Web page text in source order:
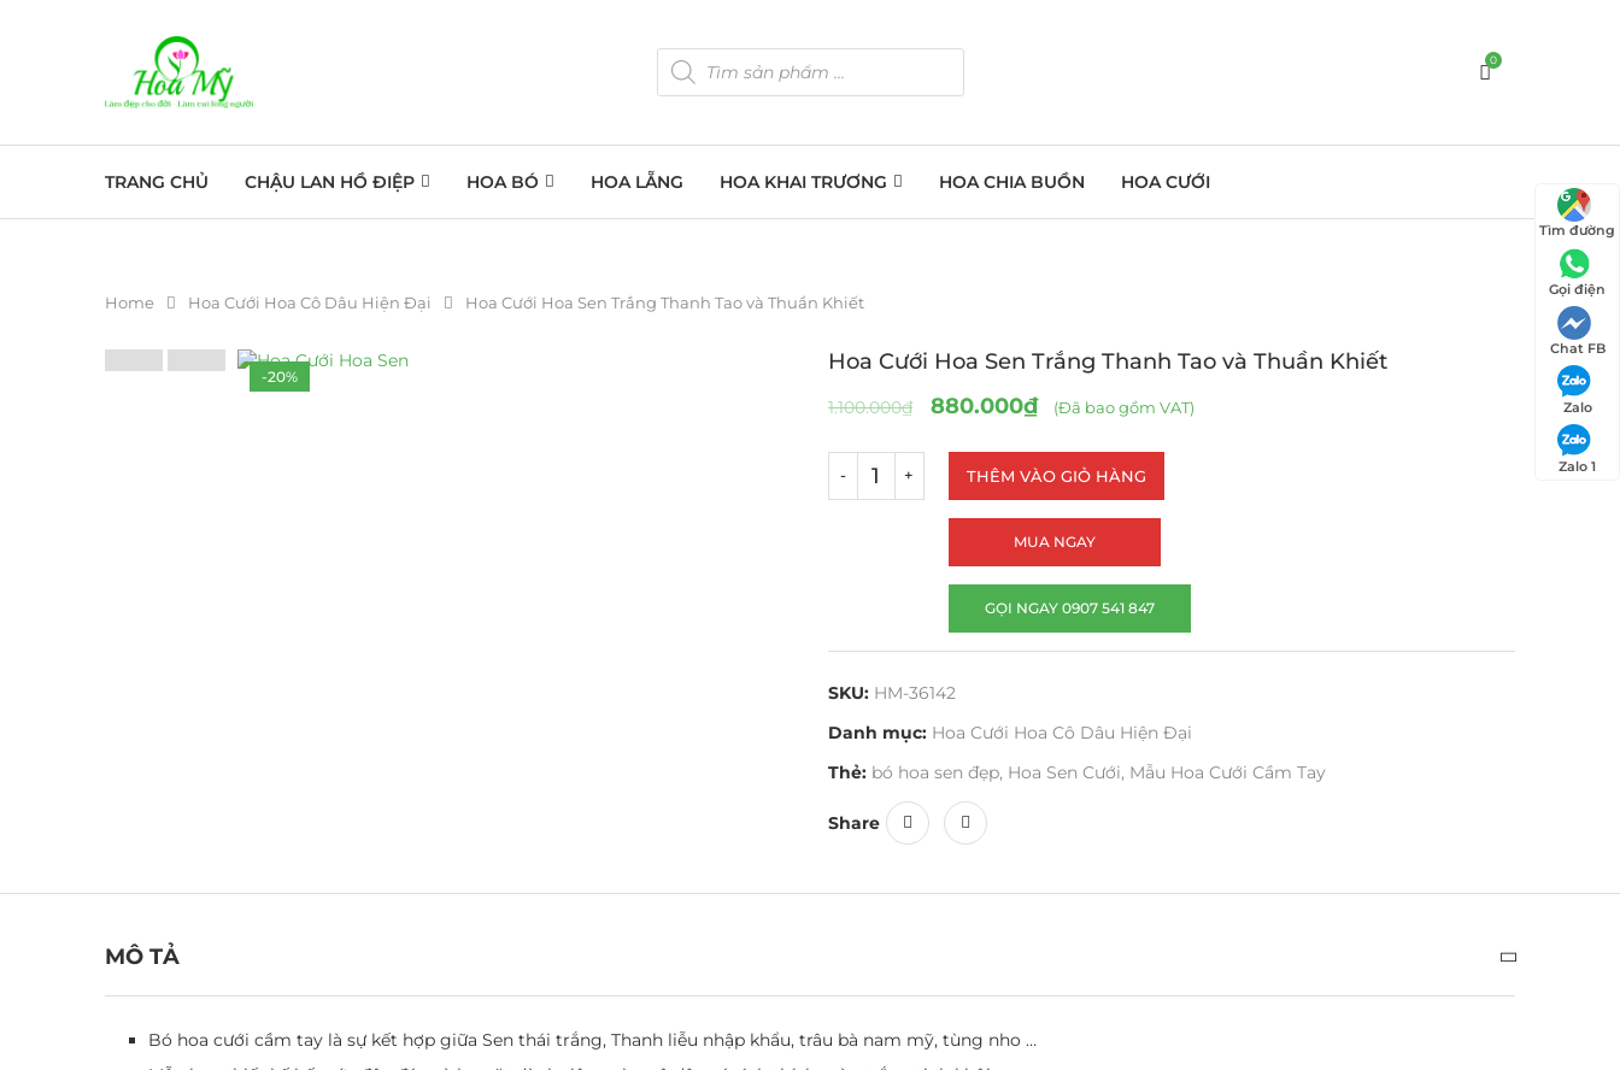
0
TRANG CHỦ CHẬU LAN HỒ ĐIỆP HOA BÓ HOA LẴNG HOA KHAI TRƯƠNG HOA CHIA BUỒN HOA CƯỚI
Home Hoa Cưới Hoa Cô Dâu Hiện Đại Hoa Cưới Hoa Sen Trắng Thanh Tao và Thuần Khiết
-20%
Hoa Cưới Hoa Sen Trắng Thanh Tao và Thuần Khiết
1.100.000₫ 880.000₫ (Đã bao gồm VAT)
THÊM VÀO GIỎ HÀNG
MUA NGAY
GỌI NGAY 0907 541 847
SKU: HM-36142
Danh mục: Hoa Cưới Hoa Cô Dâu Hiện Đại
Thẻ: bó hoa sen đẹp, Hoa Sen Cưới, Mẫu Hoa Cưới Cầm Tay
Share
MÔ TẢ
Bó hoa cưới cầm tay là sự kết hợp giữa Sen thái trắng, Thanh liễu nhập khẩu, trâu bà nam mỹ, tùng nho …
Tìm đường
Gọi điện
Chat FB
Zalo
Zalo 1